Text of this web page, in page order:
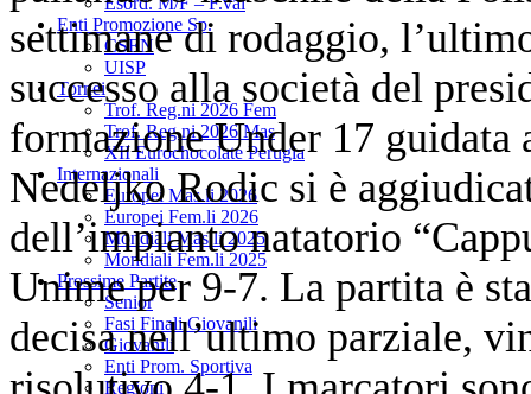
Enti Promozione Sp.
CSEN
UISP
Tornei
Trof. Reg.ni 2026 Fem
Trof. Reg.ni 2026 Mas
XII Eurochocolate Perugia
Internazionali
Europei Mas.li 2026
Europei Fem.li 2026
Mondiali Mas.li 2025
Mondiali Fem.li 2025
Prossime Partite
Senior
Fasi Finali Giovanili
Giovanili
Enti Prom. Sportiva
Regioni
settimane di rodaggio,
successo alla società del
formazione Under 17 guidata
Nedeljko Rodic si è
dell’impianto natatorio
Unime per 9-7. La partita è
decisa nell’ultimo parziale,